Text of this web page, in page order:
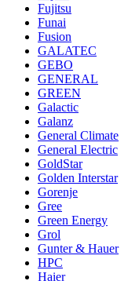
Fujitsu
Funai
Fusion
GALATEC
GEBO
GENERAL
GREEN
Galactic
Galanz
General Climate
General Electric
GoldStar
Golden Interstar
Gorenje
Gree
Green Energy
Grol
Gunter & Hauer
HPC
Haier